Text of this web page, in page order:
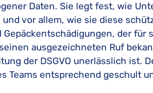
Daten. Sie legt fest, wie
vor allem, wie sie diese
der für
ausgezeichneten Ruf
der DSGVO unerlässlich ist.
Teams entsprechend geschult